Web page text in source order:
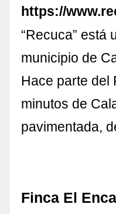
https://
“Recuca” está
municipio de
Hace parte del
minutos de
pavimentada,
Finca El